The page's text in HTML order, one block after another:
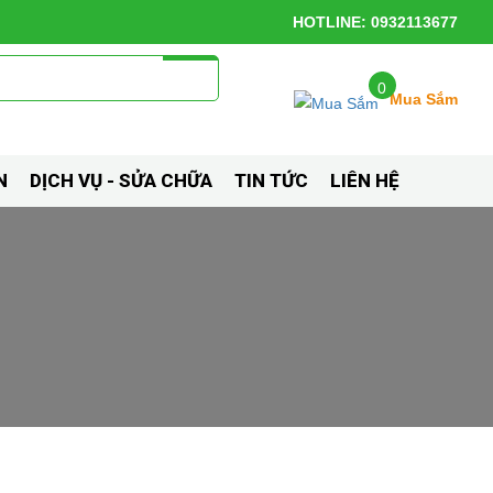
HOTLINE: 0932113677
0
Mua Sắm
DỊCH VỤ - SỬA CHỮA TIN TỨC LIÊN HỆ